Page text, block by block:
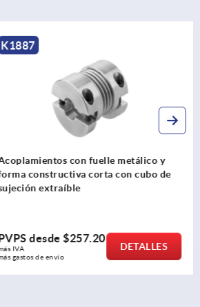
K1887
con fuelle metálico y
constructiva corta con cubo de
extraíble
desde $257.20
IVA
gastos de envío
DETALLES